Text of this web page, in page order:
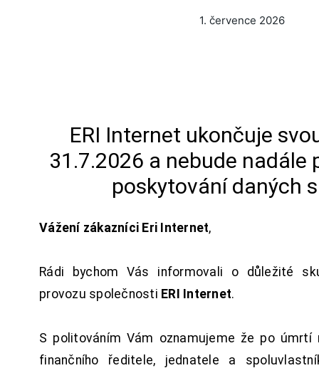
1. července 2026
ERI Internet ukončuje
31.7.2026 a nebude nadále
poskytování daných
Vážení zákazníci Eri Internet,
Rádi bychom Vás informovali o důležité
provozu společnosti ERI Internet.
S politováním Vám oznamujeme že po úmrtí
finančního ředitele, jednatele a